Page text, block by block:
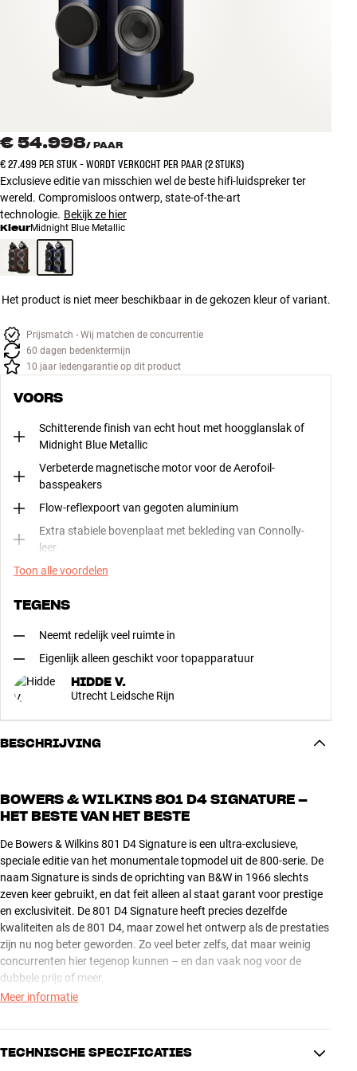
Accessoires
INSPIRATIE
NIEUW
AANBIEDINGEN
Winkels
Klantenservice
Inloggen
Klantenservice
€ 54.998/ PAAR
€ 27.499 PER STUK - WORDT VERKOCHT PER PAAR (2 STUKS)
Exclusieve editie van misschien wel de beste hifi-luidspreker ter
wereld. Compromisloos ontwerp, state-of-the-art
technologie. Bekijk ze hier
KleurMidnight Blue Metallic
Het product is niet meer beschikbaar in de gekozen kleur of variant.
Prijsmatch - Wij matchen de concurrentie
60 dagen bedenktermijn
10 jaar ledengarantie op dit product
VOORS
Schitterende finish van echt hout met hoogglanslak of
Midnight Blue Metallic
Verbeterde magnetische motor voor de Aerofoil-
basspeakers
Flow-reflexpoort van gegoten aluminium
Extra stabiele bovenplaat met bekleding van Connolly-
leer
Toon alle voordelen
TEGENS
Neemt redelijk veel ruimte in
Eigenlijk alleen geschikt voor topapparatuur
HIDDE V.
Utrecht Leidsche Rijn
BESCHRIJVING
BOWERS & WILKINS 801 D4 SIGNATURE –
HET BESTE VAN HET BESTE
De Bowers & Wilkins 801 D4 Signature is een ultra-exclusieve,
speciale editie van het monumentale topmodel uit de 800-serie. De
naam Signature is sinds de oprichting van B&W in 1966 slechts
zeven keer gebruikt, en dat feit alleen al staat garant voor prestige
en exclusiviteit. De 801 D4 Signature heeft precies dezelfde
kwaliteiten als de 801 D4, maar zowel het ontwerp als de prestaties
zijn nu nog beter geworden. Zo veel beter zelfs, dat maar weinig
concurrenten hier tegenop kunnen – en dan vaak nog voor de
dubbele prijs of meer.
aan de standaard 801 D4. [link]
Meer informatie
TECHNISCHE SPECIFICATIES